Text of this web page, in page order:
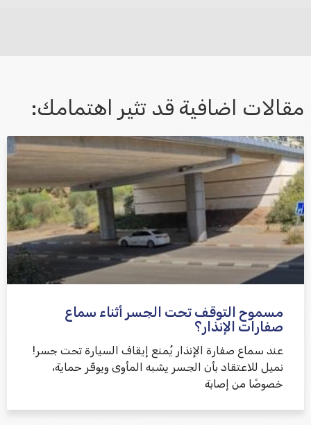
אני מאשר/ת קבלת דיוור במייל ושימוש בפרטים בהתאם
למדיניות הפרטיות
שלח משוב
مقالات اضافية قد تثير اهتمامك:
مسموح التوقف تحت الجسر أثناء سماع
صفارات الإنذار؟
عند سماع صفارة الإنذار يُمنع إيقاف السيارة تحت جسر!
نميل للاعتقاد بأن الجسر يشبه المأوى ويوفّر حماية،
خصوصًا من إصابة